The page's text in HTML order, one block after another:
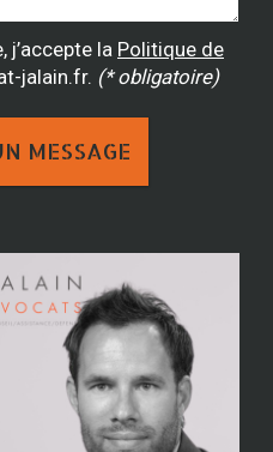
j’accepte la Politique de
jalain.fr. (* obligatoire)